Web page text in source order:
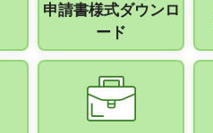
申請書様式ダウンロ
ード